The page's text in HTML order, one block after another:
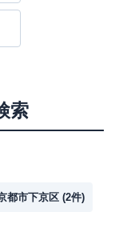
索
都市下京区 (2件)